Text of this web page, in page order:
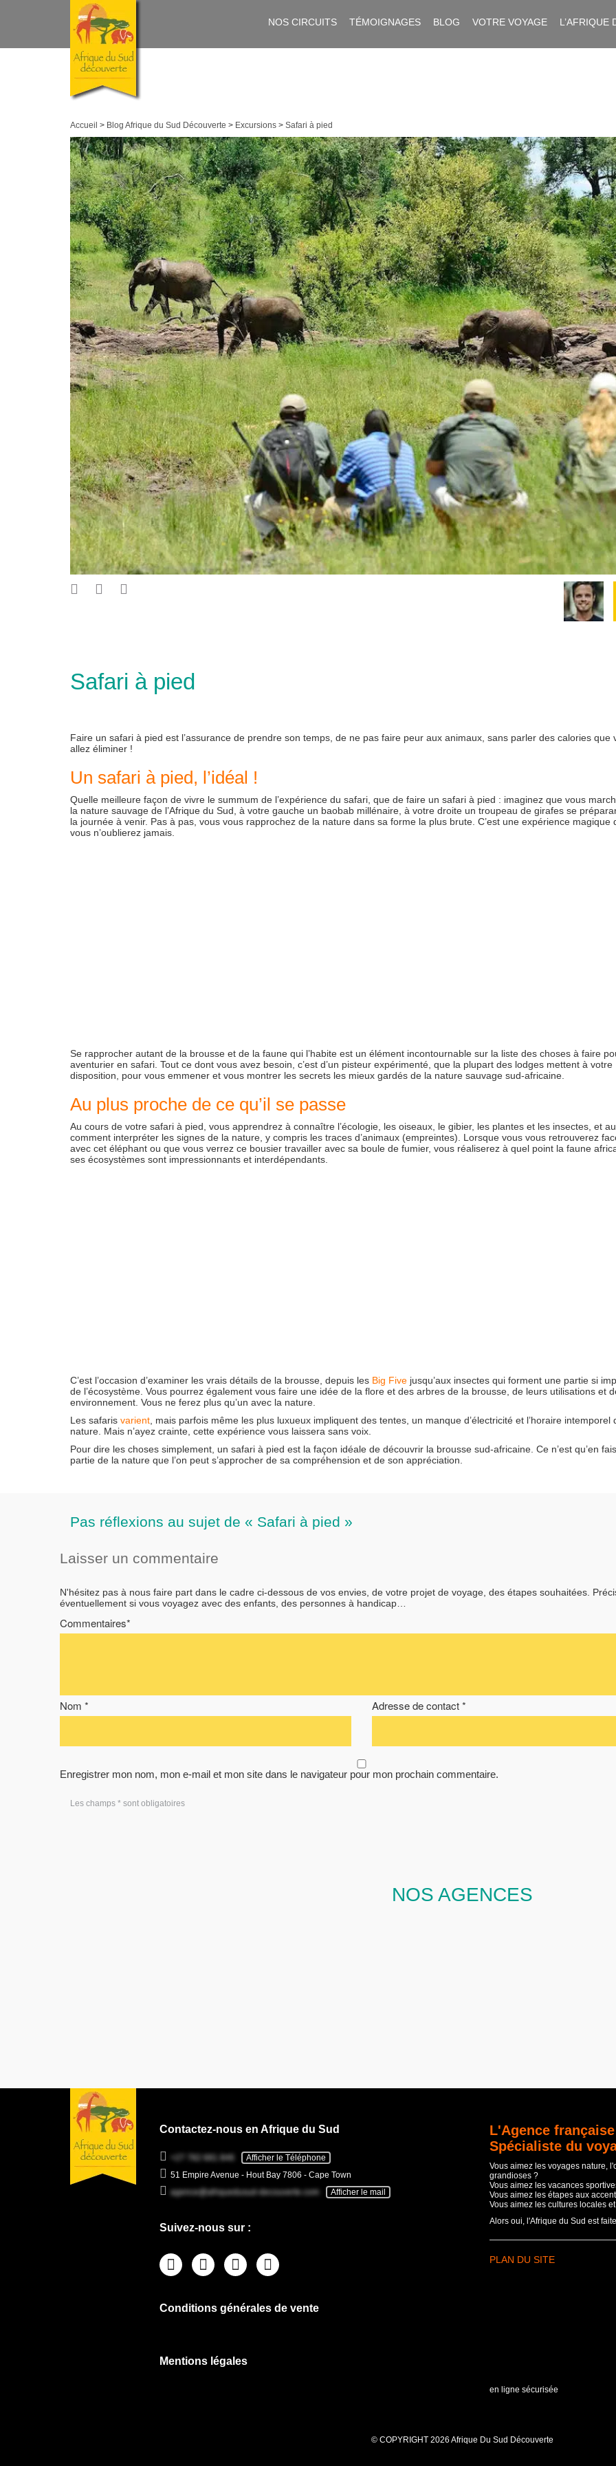
NOS CIRCUITS TÉMOIGNAGES BLOG VOTRE VOYAGE L’AFRIQUE
Accueil > Blog Afrique du Sud Découverte > Excursions > Safari à pied
Safari à pied
Faire un safari à pied est l’assurance de prendre son temps, de ne pas faire peur aux animaux, sans parler des calories que
allez éliminer !
Un safari à pied, l’idéal !
Quelle meilleure façon de vivre le summum de l’expérience du safari, que de faire un safari à pied : imaginez que vous
la nature sauvage de l’Afrique du Sud, à votre gauche un baobab millénaire, à votre droite un troupeau de girafes se
la journée à venir. Pas à pas, vous vous rapprochez de la nature dans sa forme la plus brute. C’est une expérience magique
vous n’oublierez jamais.
Se rapprocher autant de la brousse et de la faune qui l’habite est un élément incontournable sur la liste des choses à faire
aventurier en safari. Tout ce dont vous avez besoin, c’est d’un pisteur expérimenté, que la plupart des lodges mettent à votre
disposition, pour vous emmener et vous montrer les secrets les mieux gardés de la nature sauvage sud-africaine.
Au plus proche de ce qu’il se passe
Au cours de votre safari à pied, vous apprendrez à connaître l’écologie, les oiseaux, le gibier, les plantes et les insectes, et
comment interpréter les signes de la nature, y compris les traces d’animaux (empreintes). Lorsque vous vous retrouverez
avec cet éléphant ou que vous verrez ce bousier travailler avec sa boule de fumier, vous réaliserez à quel point la faune
ses écosystèmes sont impressionnants et interdépendants.
C’est l’occasion d’examiner les vrais détails de la brousse, depuis les Big Five jusqu’aux insectes qui forment une partie si
de l’écosystème. Vous pourrez également vous faire une idée de la flore et des arbres de la brousse, de leurs utilisations et
environnement. Vous ne ferez plus qu’un avec la nature.
Les safaris varient , mais parfois même les plus luxueux impliquent des tentes, un manque d’électricité et l’horaire intemporel
nature. Mais n’ayez crainte, cette expérience vous laissera sans voix.
Pour dire les choses simplement, un safari à pied est la façon idéale de découvrir la brousse sud-africaine. Ce n’est qu’en
partie de la nature que l’on peut s’approcher de sa compréhension et de son appréciation.
Pas réflexions au sujet de « Safari à pied »
Laisser un commentaire
N'hésitez pas à nous faire part dans le cadre ci-dessous de vos envies, de votre projet de voyage, des étapes souhaitées.
éventuellement si vous voyagez avec des enfants, des personnes à handicap…
Commentaires*
Nom * Adresse de contact *
Enregistrer mon nom, mon e-mail et mon site dans le navigateur pour mon prochain commentaire.
Les champs * sont obligatoires
NOS AGENCES
Contactez-nous en Afrique du Sud
+27 782 681 846
Afficher le Téléphone
51 Empire Avenue - Hout Bay 7806 - Cape Town
agence@afriquedusud-decouverte.com
Afficher le mail
Suivez-nous sur :
Conditions générales de vente
Mentions légales
L'Agence
Spécialiste du
Vous aimez les voyages nature,
grandioses ?
Vous aimez les vacances
Vous aimez les étapes aux
Vous aimez les cultures locales
Alors oui, l'Afrique du Sud est
PLAN DU SITE
en ligne sécurisée
© COPYRIGHT 2026 Afrique Du Sud Découverte